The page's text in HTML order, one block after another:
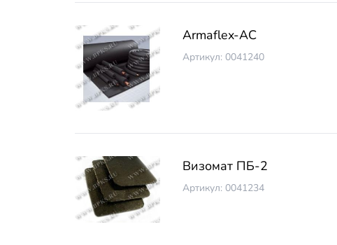
Armaflex-AC
Артикул: 0041240
Визомат ПБ-2
Артикул: 0041234